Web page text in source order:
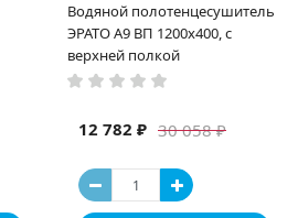
Водяной полотенцесушитель
ЭРАТО А9 ВП 1200x400, с
верхней полкой
30 058 ₽
12 782 ₽